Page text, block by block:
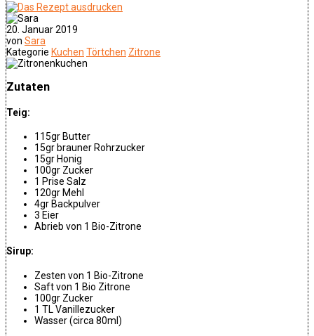
20. Januar 2019
von Sara
Kategorie Kuchen Törtchen Zitrone
Zutaten
Teig:
115gr Butter
15gr brauner Rohrzucker
15gr Honig
100gr Zucker
1 Prise Salz
120gr Mehl
4gr Backpulver
3 Eier
Abrieb von 1 Bio-Zitrone
Sirup:
Zesten von 1 Bio-Zitrone
Saft von 1 Bio Zitrone
100gr Zucker
1 TL Vanillezucker
Wasser (circa 80ml)